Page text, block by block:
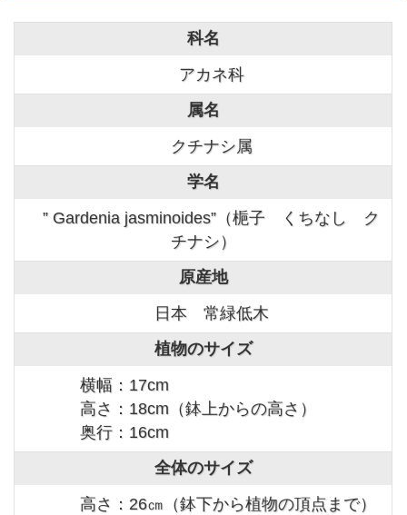
科名
アカネ科
属名
クチナシ属
学名
” Gardenia jasminoides”（梔子 くちなし ク
チナシ）
原産地
日本 常緑低木
植物のサイズ
横幅：17cm
高さ：18cm（鉢上からの高さ）
奥行：16cm
全体のサイズ
高さ：26㎝（鉢下から植物の頂点まで）